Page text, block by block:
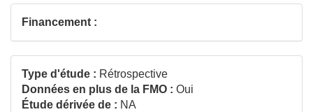
Financement :
Type d'étude : Rétrospective
Données en plus de la FMO : Oui
Étude dérivée de : NA